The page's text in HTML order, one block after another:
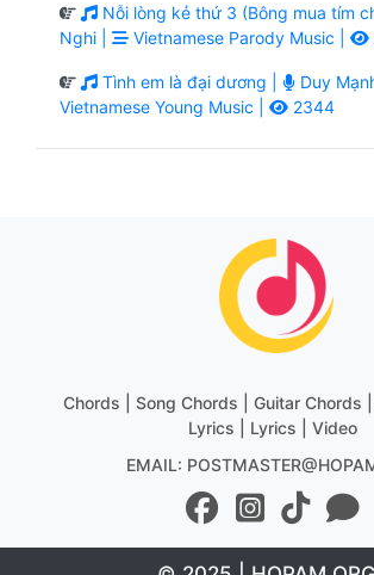
Nỗi lòng kẻ thứ 3 (Bông mua tím
Nghi |
Vietnamese Parody Music |
Tình em là đại dương |
Duy
Vietnamese Young Music |
2344
Chords | Song Chords | Guitar Chords
Lyrics | Lyrics | Video
EMAIL: